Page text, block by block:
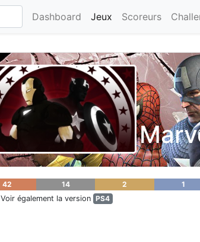
Dashboard Jeux Scoreurs
42 14 2
1
Voir également la version PS4